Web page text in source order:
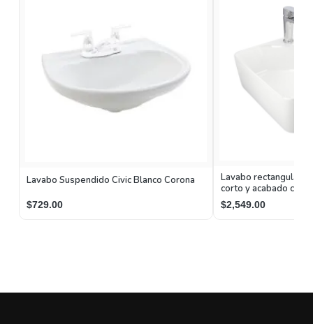
Lavabo Suspendido Civic Blanco Corona
$729.00
Lavabo rectangular
corto y acabado
$2,549.00